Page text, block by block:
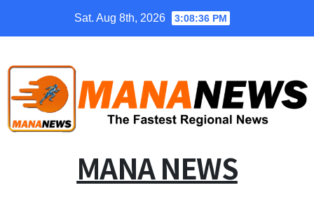
Sat. Aug 8th, 2026 3:08:36 PM
MANA NEWS